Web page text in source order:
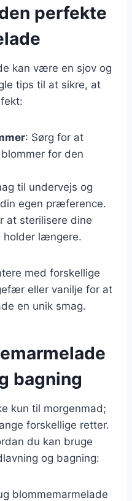
perfekte
kan være en sjov og
tips til at sikre, at
: Sørg for at
for den
til undervejs og
egen præference.
at sterilisere dine
holder længere.
med forskellige
eller vanilje for at
en unik smag.
bagning
kun til morgenmad;
forskellige retter.
du kan bruge
og bagning:
blommemarmelade